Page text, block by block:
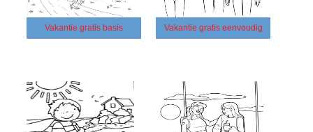
Vakantie gratis basis Vakantie gratis eenvoudig